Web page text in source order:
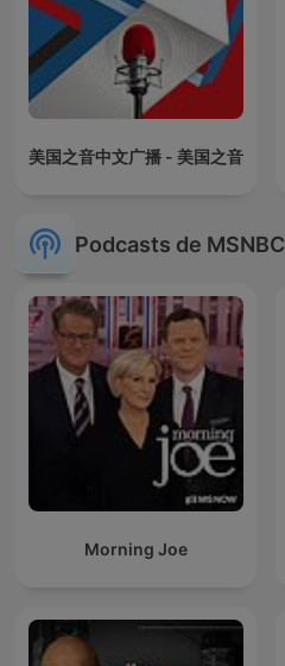
美国之音中文广播 - 美国之音
Podcasts de MSNBC
Morning Joe